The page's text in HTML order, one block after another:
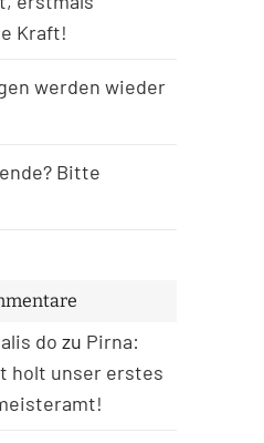
Kraft!
werden wieder
Bitte
do zu Pirna:
holt unser erstes